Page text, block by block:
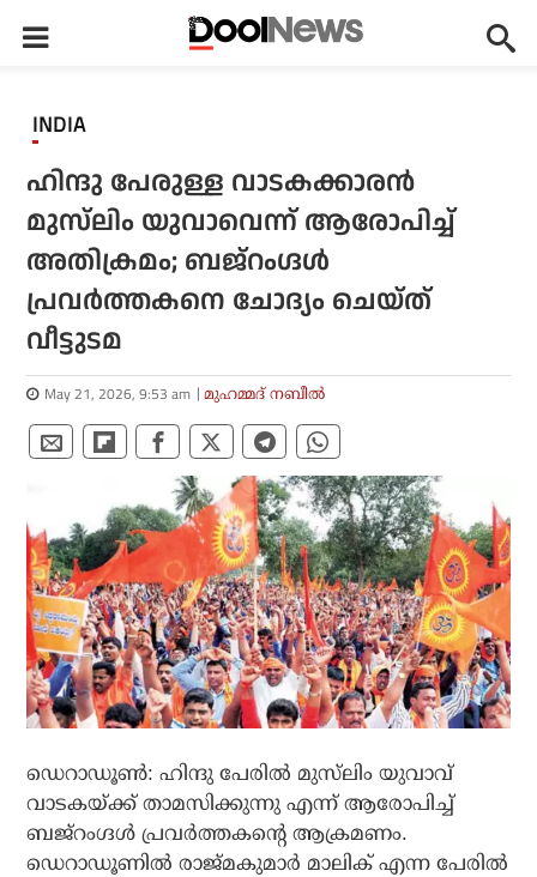
INDIA
ഹിന്ദു പേരുള്ള വാടകക്കാരൻ
മുസ്‌ലിം യുവാവെന്ന് ആരോപിച്ച്
അതിക്രമം; ബജ്‌റംഗ്ദൾ
പ്രവർത്തകനെ ചോദ്യം ചെയ്ത്
വീട്ടുടമ
May 21, 2026, 9:53 am മുഹമ്മദ് നബീല്‍
ഡെറാഡൂൺ: ഹിന്ദു പേരിൽ മുസ്‌ലിം യുവാവ്
വാടകയ്ക്ക് താമസിക്കുന്നു എന്ന് ആരോപിച്ച്
ബജ്‌റംഗ്ദൾ പ്രവർത്തകന്റെ ആക്രമണം.
ഡെറാഡൂണിൽ രാജ്മകുമാർ മാലിക് എന്ന പേരിൽ